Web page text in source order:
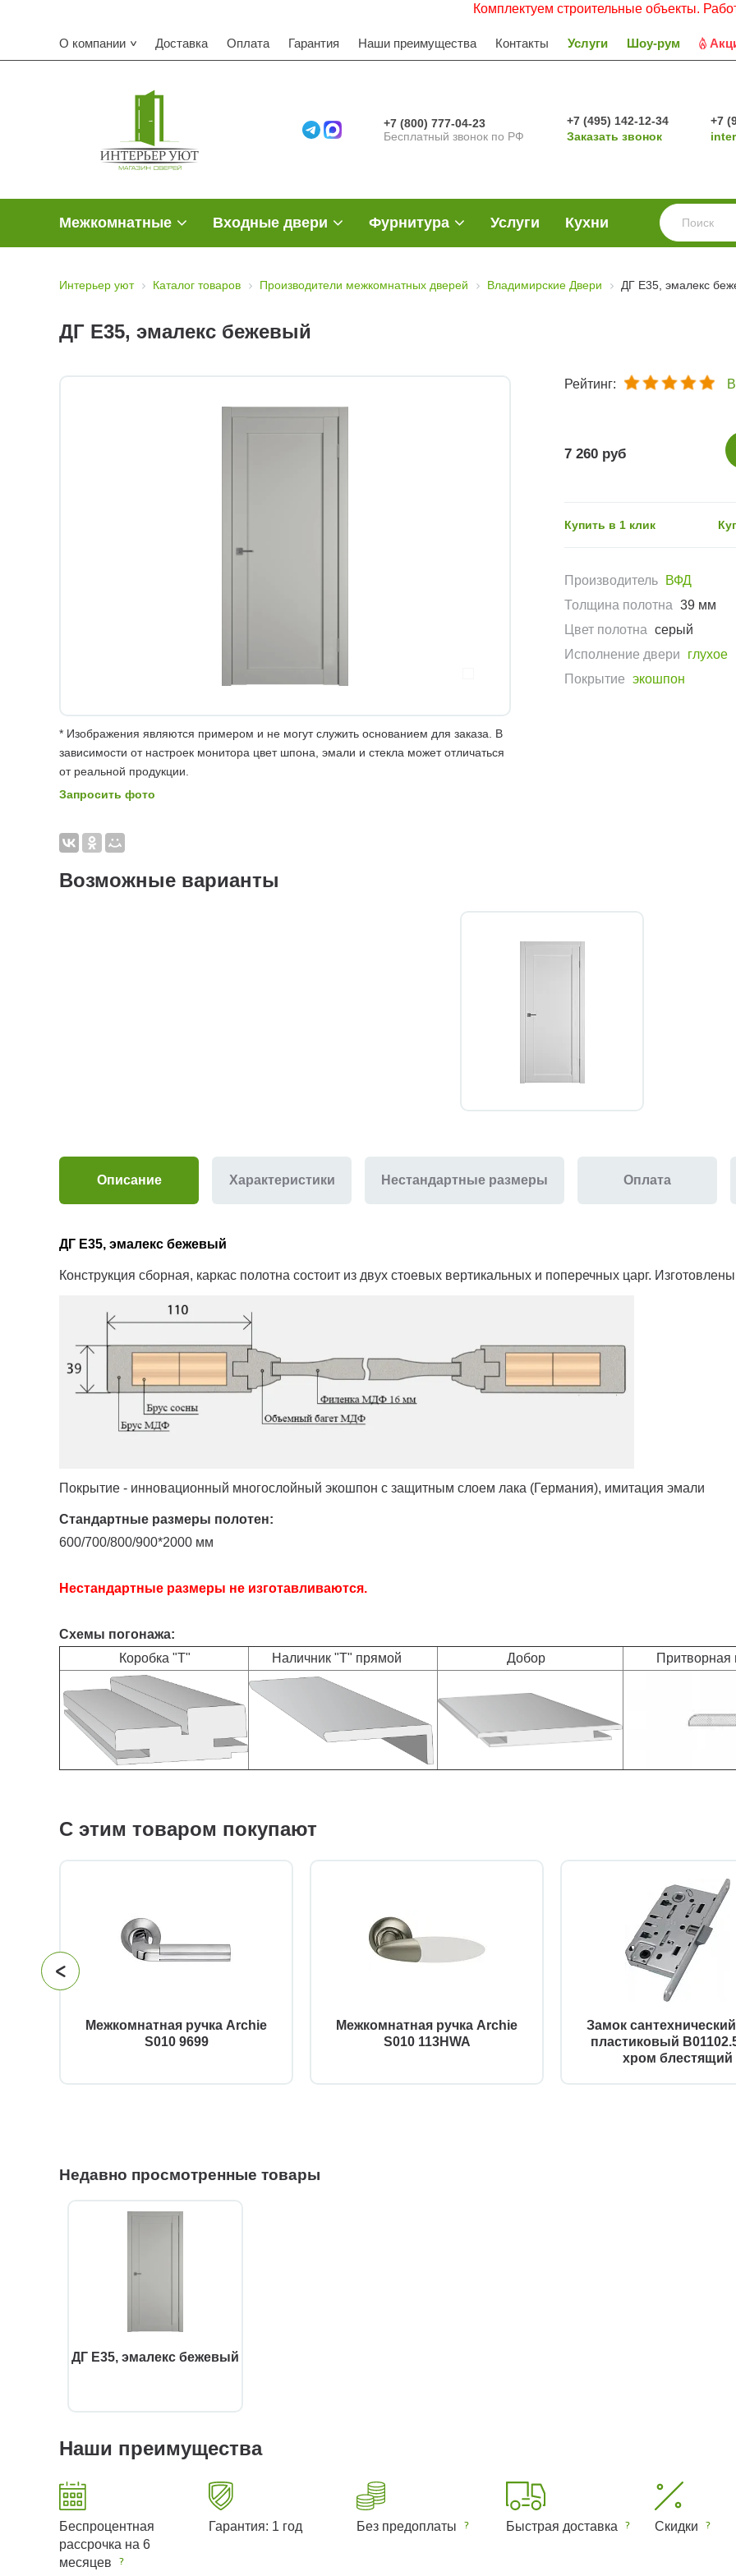
Комплектуем строительные объекты. Работаем с
О компании Доставка Оплата Гарантия Наши преимущества Контакты Услуги Шоу-рум
+7 (800) 777-04-23
Бесплатный звонок по РФ
+7 (495) 142-12-34
Заказать звонок
+7
Межкомнатные Входные двери Фурнитура Услуги Кухни
Интерьер уют Каталог товаров Производители межкомнатных дверей Владимирские Двери ДГ Е35, эмалекс
ДГ Е35, эмалекс бежевый
* Изображения являются примером и не могут служить основанием для заказа. В
зависимости от настроек монитора цвет шпона, эмали и стекла может отличаться
от реальной продукции.
Запросить фото
Рейтинг:
7 260 руб
Купить в 1 клик
Производитель
ВФД
Толщина полотна 39 мм
Цвет полотна серый
Исполнение двери
глухое
Покрытие экошпон
Возможные варианты
Описание Характеристики Нестандартные размеры Оплата
ДГ Е35, эмалекс бежевый
Конструкция сборная, каркас полотна состоит из двух стоевых вертикальных и поперечных царг.
Покрытие - инновационный многослойный экошпон с защитным слоем лака (Германия), имитация эмали
Стандартные размеры полотен:
600/700/800/900*2000 мм
Нестандартные размеры не изготавливаются.
Схемы погонажа:
Коробка "Т"
Наличник "Т" прямой Добор Притворная
С этим товаром покупают
Межкомнатная ручка Archie
S010 9699
Межкомнатная ручка Archie
S010 113HWA
Замок
пластиковый
хром блестящий
Недавно просмотренные товары
ДГ Е35, эмалекс бежевый
Наши преимущества
Беспроцентная
рассрочка на 6
месяцев
Гарантия: 1 год Без предоплаты Быстрая доставка Скидки